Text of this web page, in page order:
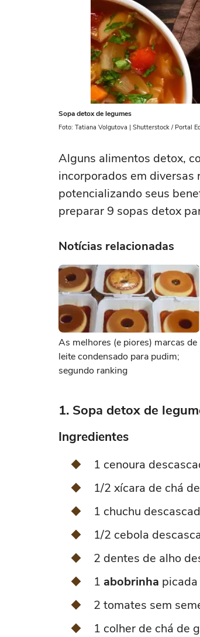
Sopa detox de legumes
Foto: Tatiana Volgutova | Shutterstock / Portal
Alguns alimentos detox,
incorporados em diversas
potencializando seus
preparar 9 sopas detox
Notícias relacionadas
As melhores (e piores) marcas de
leite condensado para pudim;
segundo ranking
1. Sopa detox de
Ingredientes
1 cenoura
1/2 xícara de chá
1 chuchu
1/2 cebola
2 dentes de alho
1 abobrinha picada
2 tomates sem
1 colher de chá de